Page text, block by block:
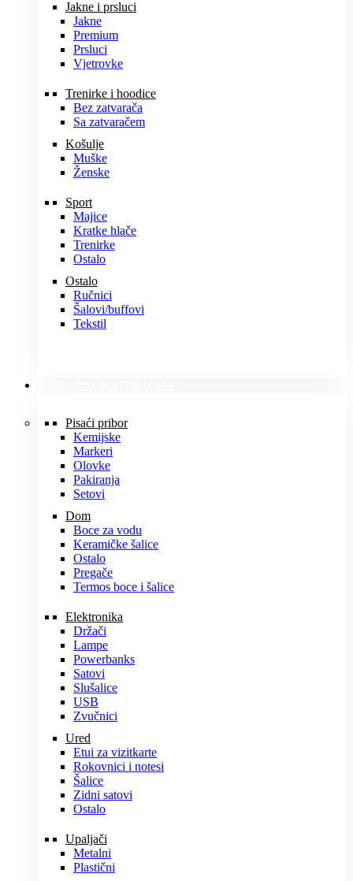
Jakne i prsluci
Jakne
Premium
Prsluci
Vjetrovke
Trenirke i hoodice
Bez zatvarača
Sa zatvaračem
Košulje
Muške
Ženske
Sport
Majice
Kratke hlače
Trenirke
Ostalo
Ostalo
Ručnici
Šalovi/buffovi
Tekstil
Pisaći pribor
Kemijske
Markeri
Olovke
Pakiranja
Setovi
Dom
Boce za vodu
Keramičke šalice
Ostalo
Pregače
Termos boce i šalice
Elektronika
Držači
Lampe
Powerbanks
Satovi
Slušalice
USB
Zvučnici
Ured
Etui za vizitkarte
Rokovnici i notesi
Šalice
Zidni satovi
Ostalo
Upaljači
Metalni
Plastični